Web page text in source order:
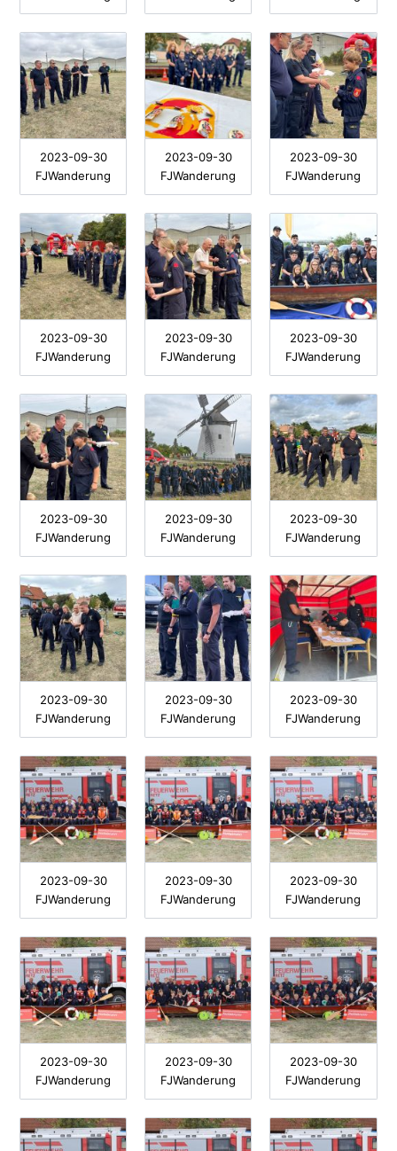
2023-09-30
FJWanderung
2023-09-30
FJWanderung
2023-09-30
FJWanderung
2023-09-30
FJWanderung
2023-09-30
FJWanderung
2023-09-30
FJWanderung
2023-09-30
FJWanderung
2023-09-30
FJWanderung
2023-09-30
FJWanderung
2023-09-30
FJWanderung
2023-09-30
FJWanderung
2023-09-30
FJWanderung
2023-09-30
FJWanderung
2023-09-30
FJWanderung
2023-09-30
FJWanderung
2023-09-30
FJWanderung
2023-09-30
FJWanderung
2023-09-30
FJWanderung